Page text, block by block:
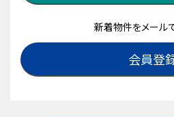
新着物件をメール
会員登